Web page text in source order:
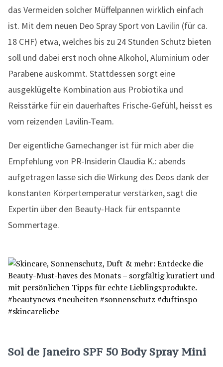
das Vermeiden solcher Müffelpannen wirklich einfach
ist. Mit dem neuen Deo Spray Sport von Lavilin (für ca.
18 CHF) etwa, welches bis zu 24 Stunden Schutz bieten
soll und dabei erst noch ohne Alkohol, Aluminium oder
Parabene auskommt. Stattdessen sorgt eine
ausgeklügelte Kombination aus Probiotika und
Reisstärke für ein dauerhaftes Frische-Gefühl, heisst es
vom reizenden Lavilin-Team.
Der eigentliche Gamechanger ist für mich aber die
Empfehlung von PR-Insiderin Claudia K.: abends
aufgetragen lasse sich die Wirkung des Deos dank der
konstanten Körpertemperatur verstärken, sagt die
Expertin über den Beauty-Hack für entspannte
Sommertage.
Sol de Janeiro SPF 50 Body Spray Mini